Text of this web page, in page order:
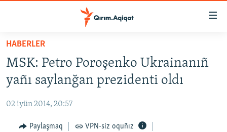
Esas
qaytmaq
Baş
navigatsiyağa
qaytmaq
qaytmaq
İQTİSADİYAT
CEMİYET
MEDENİYET
HABERLER
MSK: Petro Poroşenko Ukrainanıñ
yañı saylanğan prezidenti oldı
02 iyün 2014, 20:57
Paylaşmaq VPN-siz oquñız